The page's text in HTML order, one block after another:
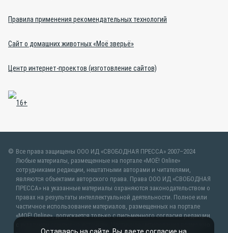
Правила применения рекомендательных технологий
Сайт о домашних животных «Моё зверьё»
Центр интернет-проектов (изготовление сайтов)
Все права защищены ООО ИД «СВОБОДНАЯ ПРЕССА» 2007–2024
Любые материалы, размещенные на портале «МОЁ! Online»
сотрудниками редакции, нештатными авторами и читателями,
являются объектами авторского права. Права ООО ИД «СВОБОДНАЯ
ПРЕССА» на указанные материалы охраняются законодательством о
правах на результаты интеллектуальной деятельности. Полное или
частичное использование материалов, размещенных на портале
«МОЁ! Online», допускается только с письменного согласия редакции